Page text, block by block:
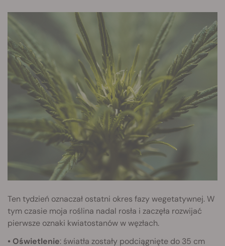
Ten tydzień oznaczał ostatni okres fazy wegetatywnej. W
tym czasie moja roślina nadal rosła i zaczęła rozwijać
pierwsze oznaki kwiatostanów w węzłach.
• Oświetlenie: światła zostały podciągnięte do 35 cm